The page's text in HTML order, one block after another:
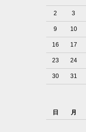
2 3
9 10
16 17
23 24
30 31
日
月